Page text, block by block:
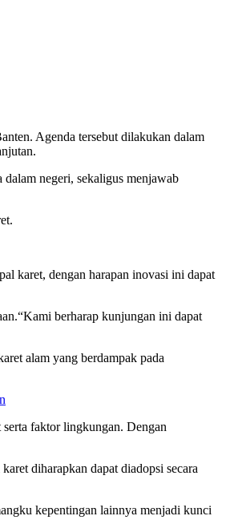
. Agenda tersebut dilakukan dalam
negeri, sekaligus menjawab
karet, dengan harapan inovasi ini dapat
“Kami berharap kunjungan ini dapat
alam yang berdampak pada
faktor lingkungan. Dengan
diharapkan dapat diadopsi secara
kepentingan lainnya menjadi kunci